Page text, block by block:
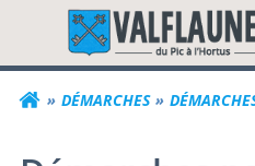
contenu
DÉMARCHES